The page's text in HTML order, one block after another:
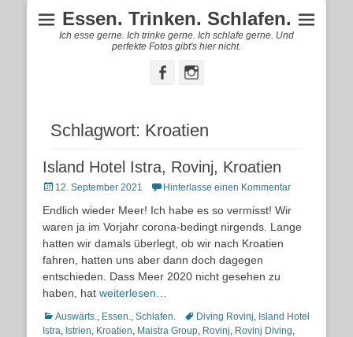
Essen. Trinken. Schlafen.
Ich esse gerne. Ich trinke gerne. Ich schlafe gerne. Und
perfekte Fotos gibt's hier nicht.
FacebookInstagram
Schlagwort: Kroatien
Island Hotel Istra, Rovinj, Kroatien
Posted
12. September 2021 Hinterlasse einen Kommentar
Endlich wieder Meer! Ich habe es so vermisst! Wir
waren ja im Vorjahr corona-bedingt nirgends. Lange
hatten wir damals überlegt, ob wir nach Kroatien
fahren, hatten uns aber dann doch dagegen
entschieden. Dass Meer 2020 nicht gesehen zu
haben, hat weiterlesen…
Kategorien
Auswärts., Essen., Schlafen. Schlagworte
Diving Rovinj, Island Hotel
Istra, Istrien, Kroatien, Maistra Group, Rovinj, Rovinj Diving,